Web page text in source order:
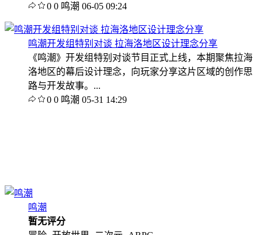
0 0 鸣潮 06-05 09:24
鸣潮开发组特别对谈 拉海洛地区设计理念分享
《鸣潮》开发组特别对谈节目正式上线，本期聚焦拉海
洛地区的幕后设计理念，向玩家分享这片区域的创作思
路与开发故事。...
0 0 鸣潮 05-31 14:29
鸣潮
暂无评分